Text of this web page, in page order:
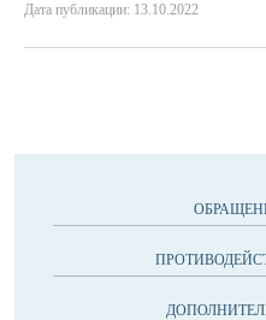
Дата публикации: 13.10.2022